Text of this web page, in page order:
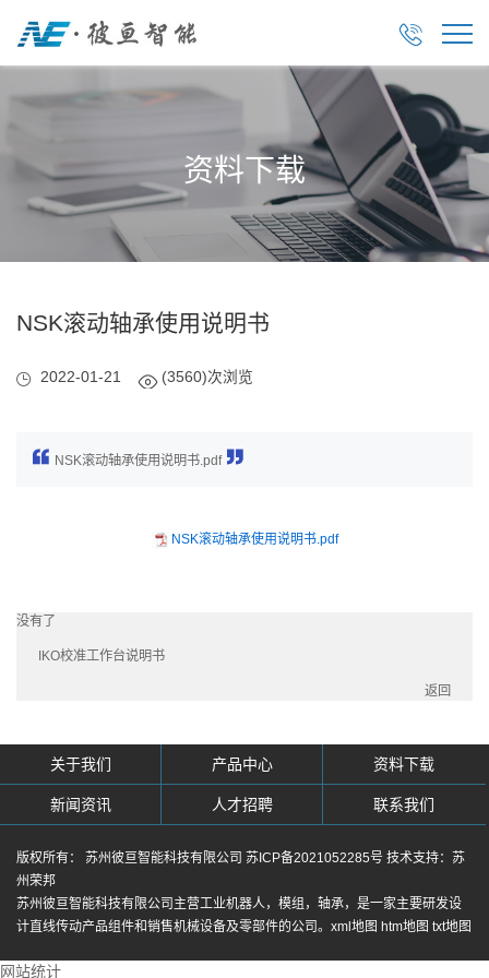

资料下载
NSK滚动轴承使用说明书
2022-01-21 (3560)次浏览
NSK滚动轴承使用说明书.pdf
NSK滚动轴承使用说明书.pdf
没有了
IKO校准工作台说明书
返回
关于我们 产品中心 资料下载
新闻资讯 人才招聘 联系我们
版权所有： 苏州彼亘智能科技有限公司 苏ICP备2021052285号 技术支持： 苏
州荣邦
苏州彼亘智能科技有限公司主营工业机器人 ， 模组 ， 轴承，是一家主要研发设
计直线传动产品组件和销售机械设备及零部件的公司。 xml地图 htm地图 txt地图
网站统计